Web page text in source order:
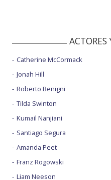
ACTORES
Catherine McCormack
Jonah Hill
Roberto Benigni
Tilda Swinton
Kumail Nanjiani
Santiago Segura
Amanda Peet
Franz Rogowski
Liam Neeson